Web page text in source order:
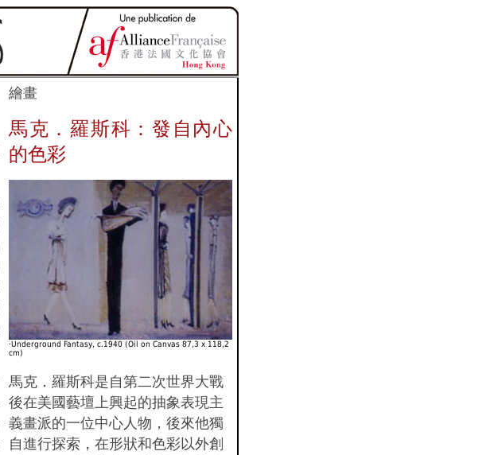
繪畫
馬克．羅斯科：發自內心
的色彩
‧Underground Fantasy, c.1940 (Oil on Canvas 87,3 x 118,2
cm)
馬克．羅斯科是自第二次世界大戰
後在美國藝壇上興起的抽象表現主
義畫派的一位中心人物，後來他獨
自進行探索，在形狀和色彩以外創